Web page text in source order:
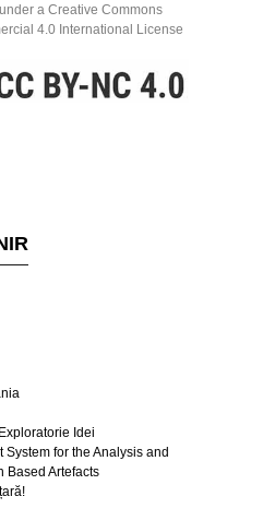
a Creative Commons
4.0 International License
Idei
System for the Analysis and
Based Artefacts